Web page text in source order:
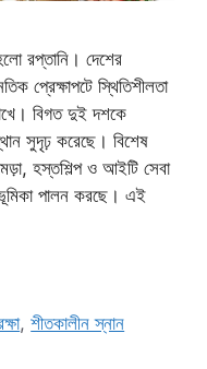
রপ্তানি। দেশের
প্রেক্ষাপটে স্থিতিশীলতা
বিগত দুই দশকে
সুদৃঢ় করেছে। বিশেষ
হস্তশিল্প ও আইটি সেবা
ভূমিকা পালন করছে। এই
,শীতকালীন স্নান